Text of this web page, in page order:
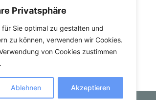
Privatsphäre
für Sie optimal zu gestalten und
zu können, verwenden wir Cookies.
von Cookies zustimmen
Ablehnen Akzeptieren
Hike & Learn Bergcamp für
Frauen in den Schladminger
Tauern
August 7-August 9